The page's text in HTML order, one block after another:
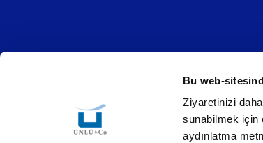
Bu web-
Ziyaretinizi
sunabilmek için
aydınlatma
Çerez PolitikasıBilgi Toplumu HizmetleriKVKK